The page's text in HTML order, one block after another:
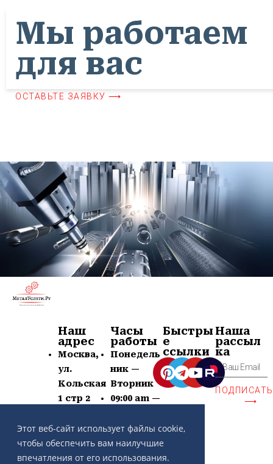
Этот веб-сайт использует файлы cookie,
чтобы обеспечить вам наилучшие
впечатления от его использования.
Мы работаем
для вас
ОСТАВЬТЕ ЗАЯВКУ ⟶
Наш
адрес
Москва,
ул.
Кольская
1 стр 2
639-60-77
contact@
metaluslu
Часы
работы
Понедель
ник —
Вторник
09:00 am —
Суб —
Воскр —
Выходной
Быстры
е
ссылки
Наша
рассыл
ка
⟶